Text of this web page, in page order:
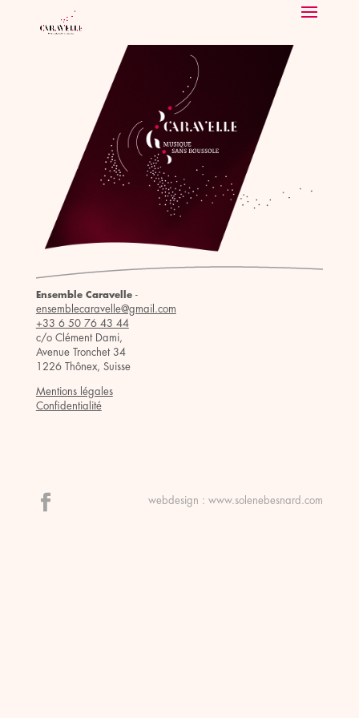
Ensemble Caravelle-
ensemblecaravelle@gmail.com
+33 6 50 76 43 44
c/o Clément Dami,
Avenue Tronchet 34
1226 Thônex, Suisse
Mentions légales
Confidentialité
webdesign :www.solenebesnard.com